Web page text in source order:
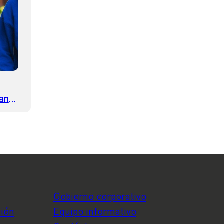
Gobierno corporativo
Equipo informativo